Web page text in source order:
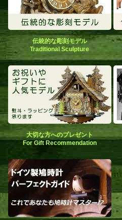
伝統的な彫刻モデル
Traditional Sculpture
大切な方へのプレゼント
For Gift Recommendation